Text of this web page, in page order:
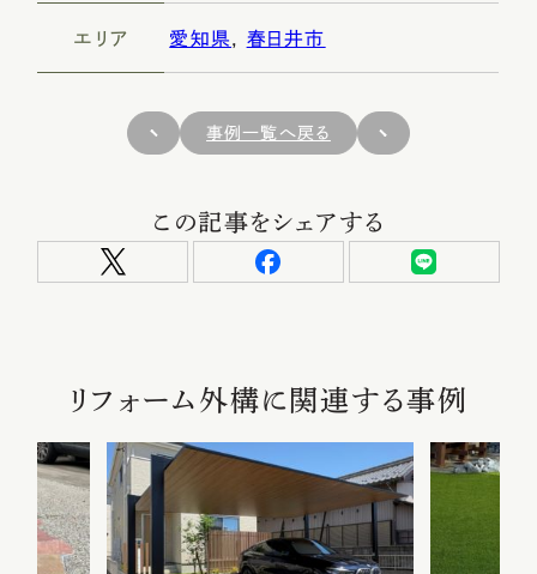
エリア 愛知県, 春日井市
事例一覧へ戻る
この記事をシェアする
リフォーム外構に関連する事例